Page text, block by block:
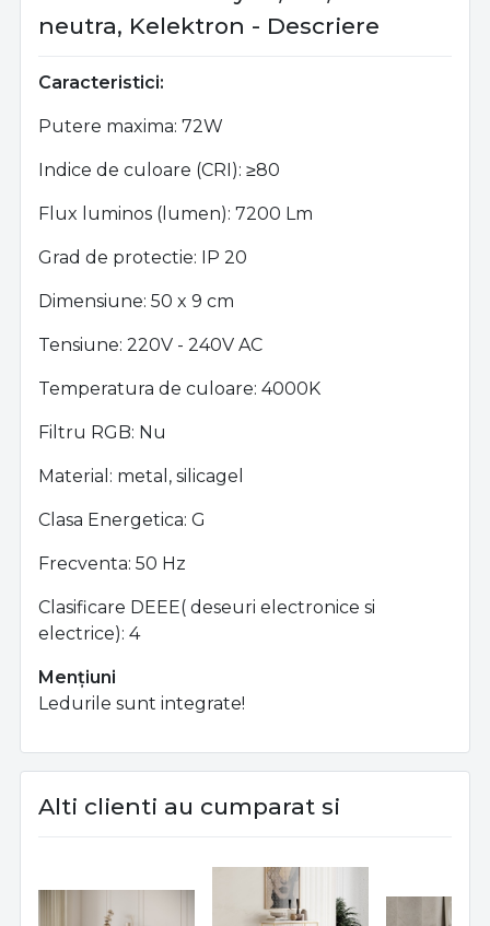
neutra, Kelektron - Descriere
Caracteristici:
Putere maxima: 72W
Indice de culoare (CRI): ≥80
Flux luminos (lumen): 7200 Lm
Grad de protectie: IP 20
Dimensiune: 50 x 9 cm
Tensiune: 220V - 240V AC
Temperatura de culoare: 4000K
Filtru RGB: Nu
Material: metal, silicagel
Clasa Energetica: G
Frecventa: 50 Hz
Clasificare DEEE( deseuri electronice si
electrice): 4
Mențiuni
Ledurile sunt integrate!
Alti clienti au cumparat si